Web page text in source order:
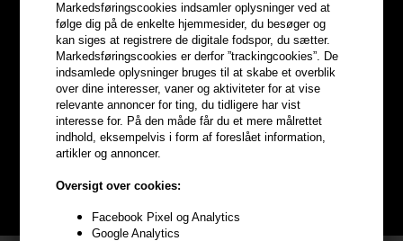
Markedsføringscookies indsamler oplysninger ved at
følge dig på de enkelte hjemmesider, du besøger og
kan siges at registrere de digitale fodspor, du sætter.
Markedsføringscookies er derfor ”trackingcookies”. De
indsamlede oplysninger bruges til at skabe et overblik
over dine interesser, vaner og aktiviteter for at vise
relevante annoncer for ting, du tidligere har vist
interesse for. På den måde får du et mere målrettet
indhold, eksempelvis i form af foreslået information,
artikler og annoncer.
Oversigt over cookies:
Facebook Pixel og Analytics
Google Analytics
Optjen5% bonuskronerpå
hele din ordre
Bliv helt gratis en del af vores kundeklub og optjen rabatter når du